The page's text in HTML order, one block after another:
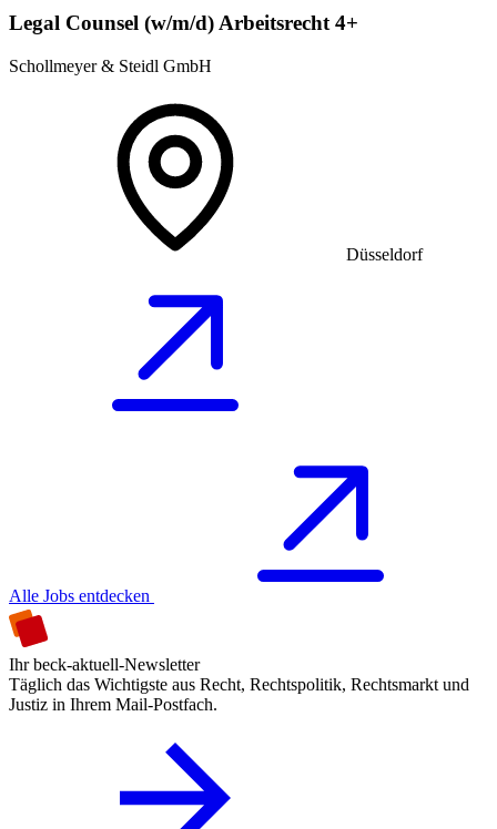
Legal Counsel (w/m/d) Arbeitsrecht 4+
Schollmeyer & Steidl GmbH
Düsseldorf
Alle Jobs entdecken
Ihr beck-aktuell-Newsletter
Täglich das Wichtigste aus Recht, Rechtspolitik, Rechtsmarkt und
Justiz in Ihrem Mail-Postfach.